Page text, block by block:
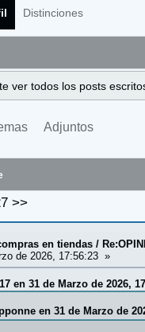
Distinciones
ver todos los posts
Adjuntos
>>
en tiendas /
de 2026, 17:56:23 »
en 31 de Marzo de 2026,
en 31 de Marzo de